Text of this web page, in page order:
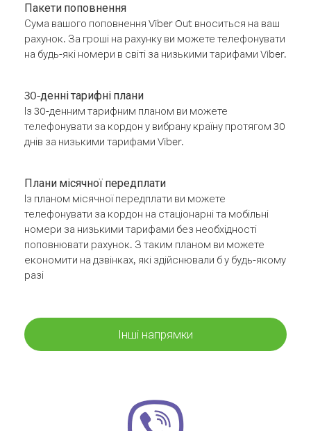
Пакети поповнення
Сума вашого поповнення Viber Out вноситься на ваш
рахунок. За гроші на рахунку ви можете телефонувати
на будь-які номери в світі за низькими тарифами Viber.
30-денні тарифні плани
Із 30-денним тарифним планом ви можете
телефонувати за кордон у вибрану країну протягом 30
днів за низькими тарифами Viber.
Плани місячної передплати
Із планом місячної передплати ви можете
телефонувати за кордон на стаціонарні та мобільні
номери за низькими тарифами без необхідності
поповнювати рахунок. З таким планом ви можете
економити на дзвінках, які здійснювали б у будь-якому
разі
Інші напрямки